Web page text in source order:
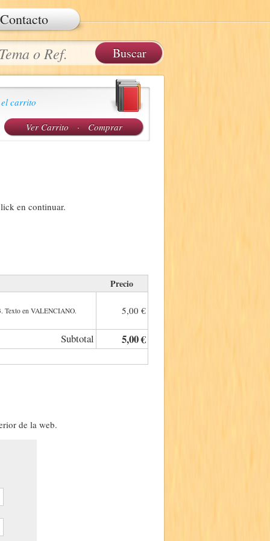
Contacto
carrito
Ver Carrito · Comprar
en continuar.
Precio
Texto en VALENCIANO. 5,00 €
Subtotal 5,00 €
de la web.